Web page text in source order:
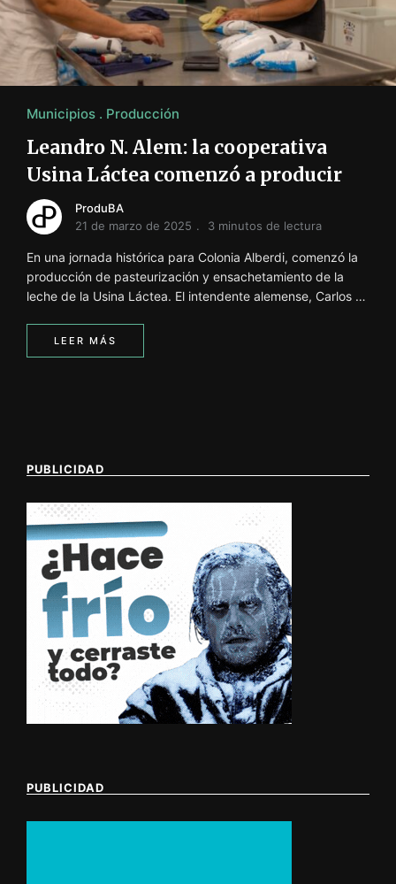
i
ó
n
INFORMACIÓN SOBRE LA PRODUCCIÓN EN LA
Municipios Producción
Leandro N. Alem: la cooperativa
Usina Láctea comenzó a producir
ProduBA
21 de marzo de 2025
3 minutos de lectura
En una jornada histórica para Colonia Alberdi, comenzó la
producción de pasteurización y ensachetamiento de la
leche de la Usina Láctea. El intendente alemense, Carlos …
LEER MÁS
PUBLICIDAD
PUBLICIDAD